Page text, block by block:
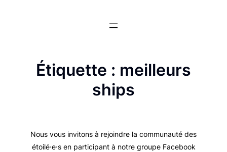
Étiquette : meilleurs
ships
Nous vous invitons à rejoindre la communauté des
étoilé·e·s en participant à notre groupe Facebook